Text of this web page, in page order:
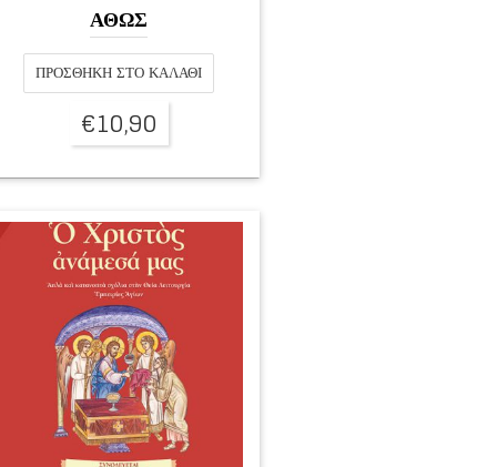
ΑΘΩΣ
ΠΡΟΣΘΉΚΗ ΣΤΟ ΚΑΛΆΘΙ
€10,90